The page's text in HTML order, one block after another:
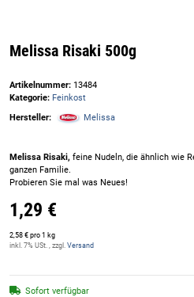
Melissa Risaki 500g
Artikelnummer: 13484
Kategorie: Feinkost
Hersteller:
Melissa
Melissa Risaki, feine Nudeln, die ähnlich wie
ganzen Familie.
Probieren Sie mal was Neues!
1,29 €
2,58 € pro 1 kg
inkl. 7% USt. , zzgl. Versand
Sofort verfügbar